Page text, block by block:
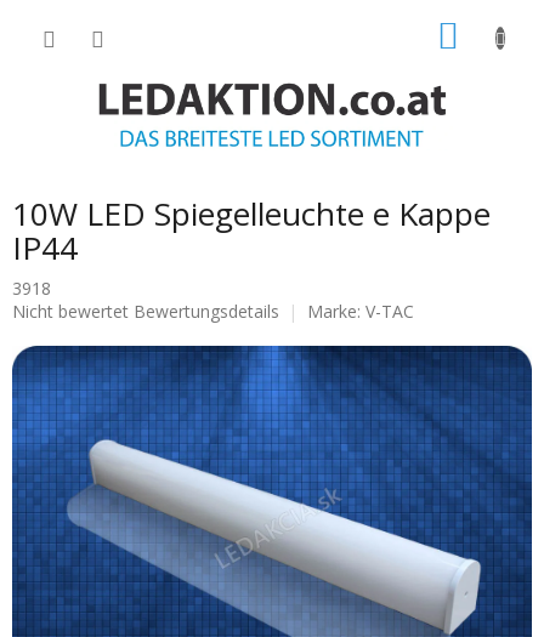
10W LED Spiegelleuchte e Kappe
IP44
3918
Die
Produktbewertung
ist
0.0
von
5
Sternen.
Nicht bewertet Bewertungsdetails Marke: V-TAC